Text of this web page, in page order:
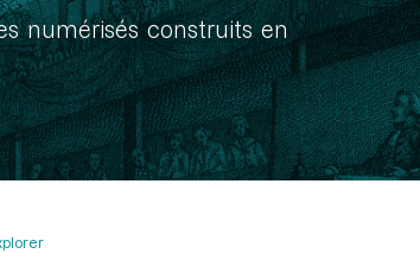
numérisés construits en